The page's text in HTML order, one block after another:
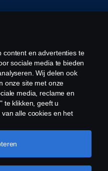
HV Breda / T +31
content en advertenties te
sociale media te bieden
Wij delen ook
onze site met onze
media, reclame en
te klikken, geeft u
alle cookies en het
en de categorieën te
Voor een meer